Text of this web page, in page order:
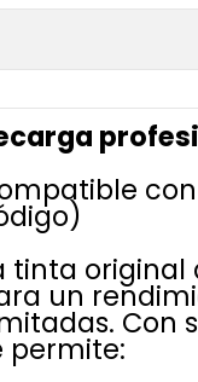
tinta
un
Con
permite: